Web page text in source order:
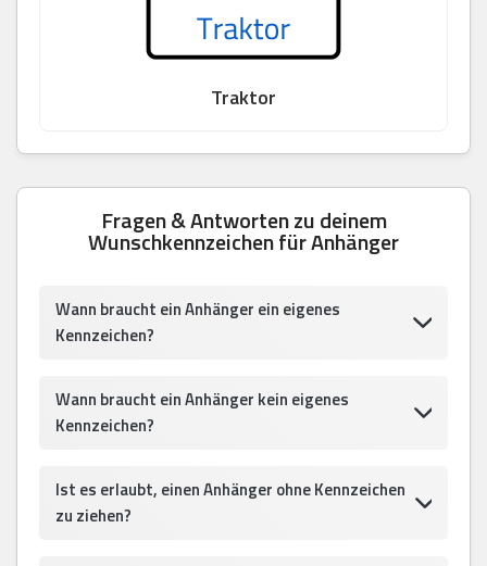
Traktor
Fragen & Antworten zu deinem
Wunschkennzeichen für Anhänger
Wann braucht ein Anhänger ein eigenes
Kennzeichen?
Wann braucht ein Anhänger kein eigenes
Kennzeichen?
Ist es erlaubt, einen Anhänger ohne Kennzeichen
zu ziehen?